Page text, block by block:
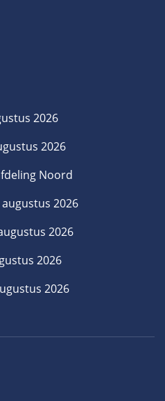
2026
2026
Noord
2026
2026
2026
2026